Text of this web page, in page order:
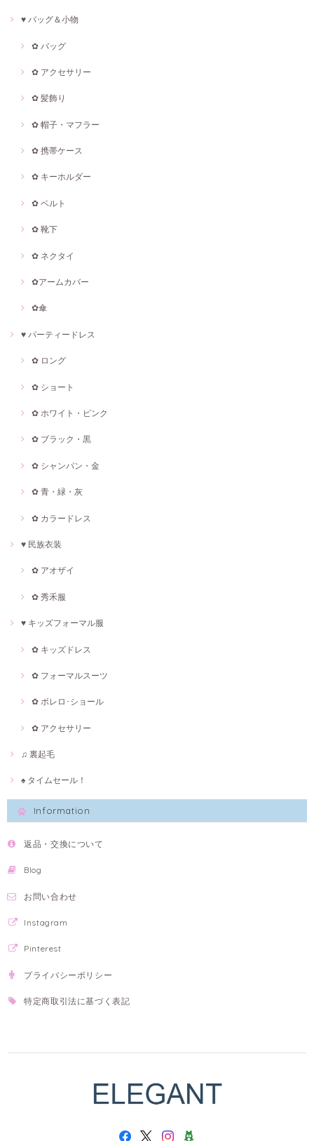
♥ バッグ＆小物
✿ バッグ
✿ アクセサリー
✿ 髪飾り
✿ 帽子・マフラー
✿ 携帯ケース
✿ キーホルダー
✿ ベルト
✿ 靴下
✿ ネクタイ
✿アームカバー
✿傘
♥ パーティードレス
✿ ロング
✿ ショート
✿ ホワイト・ピンク
✿ ブラック・黒
✿ シャンパン・金
✿ 青・緑・灰
✿ カラードレス
♥ 民族衣装
✿ アオザイ
✿ 秀禾服
♥ キッズフォーマル服
✿ キッズドレス
✿ フォーマルスーツ
✿ ボレロ･ショール
✿ アクセサリー
♫ 裏起毛
♠ タイムセール！
Information
返品・交換について
Blog
お問い合わせ
Instagram
Pinterest
プライバシーポリシー
特定商取引法に基づく表記